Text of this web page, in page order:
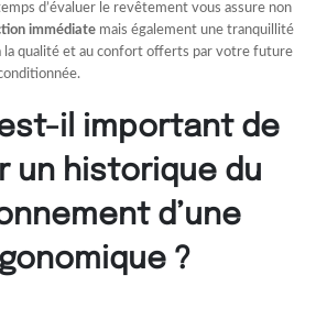
d’évaluer le revêtement vous assure non
immédiate mais également une tranquillité
la qualité et au confort offerts par votre future
il important de
un historique du
d’une
?